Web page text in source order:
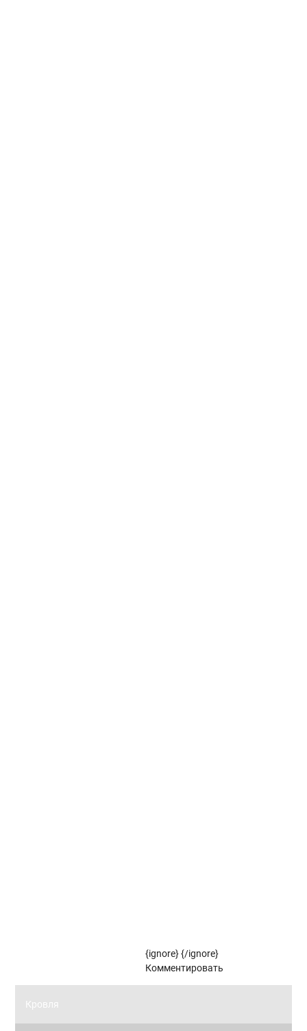
Кровля
{ignore}{/ignore}
Комментировать